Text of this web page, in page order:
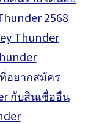
2568
Thunder
อยากสมัคร
กับสินเชื่ออื่น